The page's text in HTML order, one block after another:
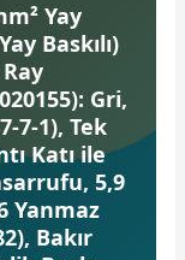
Yay
Baskılı)
Gri,
7-1), Tek
Katı ile
5,9
Yanmaz
Bakır